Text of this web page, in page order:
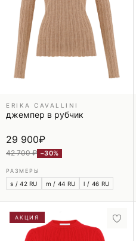
ERIKA CAVALLINI
джемпер в рубчик
29 900₽
42 700 ₽ −30%
РАЗМЕРЫ
s / 42 RU m / 44 RU l / 46 RU
АКЦИЯ